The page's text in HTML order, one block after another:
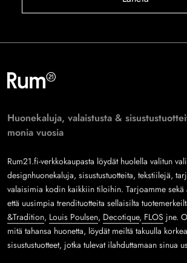
Huonekaluja, valaistusta &
monia vuosia
Rum21.fi-verkkokaupasta löydät huolella valitun
designhuonekaluja, sisustustuotteita, tekstiilejä,
valaisimia kodin kaikkiin tiloihin. Tarjoamme sekä
että uusimpia trendituotteita sellaisilta
&Tradition, Louis Poulsen, Decotique, FLOS jne.
mitä tahansa huonetta, löydät meiltä takuulla
sisustustuotteet, jotka tulevat ilahduttamaan sinua